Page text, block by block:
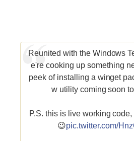
Reunited with the Windows
e're cooking up something
peek of installing a winget
w utility coming soon
P.S. this is live working
😉pic.twitter.com/